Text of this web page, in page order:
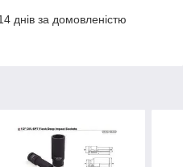
днів за домовленістю